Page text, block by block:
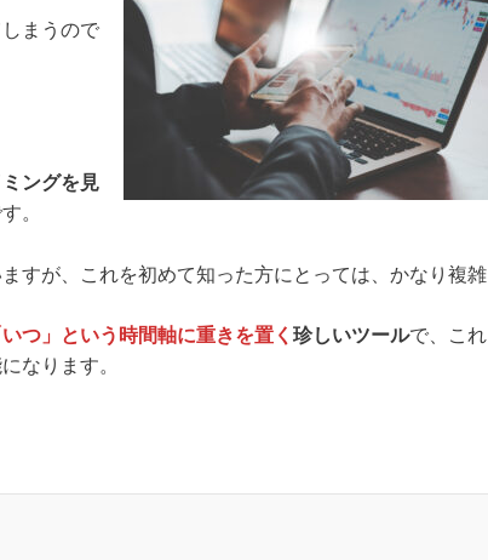
まうので
ングを見
。
すが、これを初めて知った方にとっては、かなり複雑
いつ」という時間軸に重きを置く 珍しいツールで、これ
なります。